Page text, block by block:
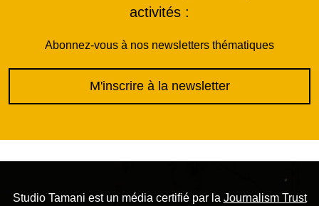
activités :
Abonnez-vous à nos newsletters thématiques
M'inscrire à la newsletter
Studio Tamani est un média certifié par la Journalism Trust